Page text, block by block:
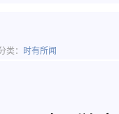
类： 时有所闻